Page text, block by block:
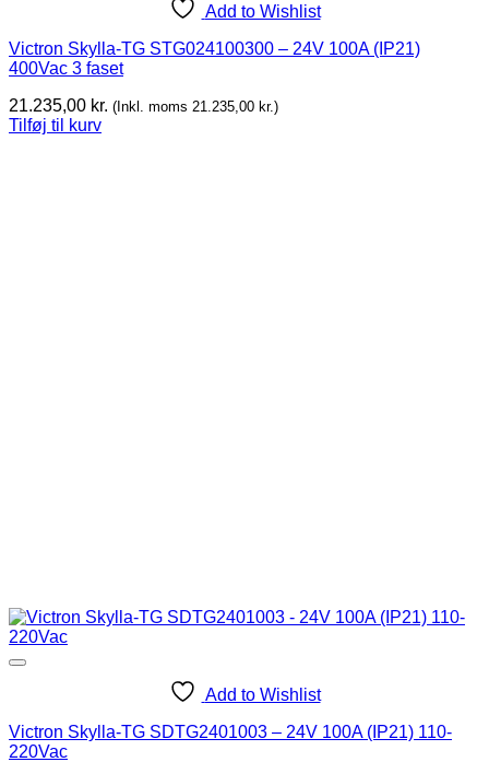
Add to Wishlist
Victron Skylla-TG STG024100300 – 24V 100A (IP21)
400Vac 3 faset
21.235,00 kr. (Inkl. moms 21.235,00 kr.)
Tilføj til kurv
Add to Wishlist
Victron Skylla-TG SDTG2401003 – 24V 100A (IP21) 110-
220Vac